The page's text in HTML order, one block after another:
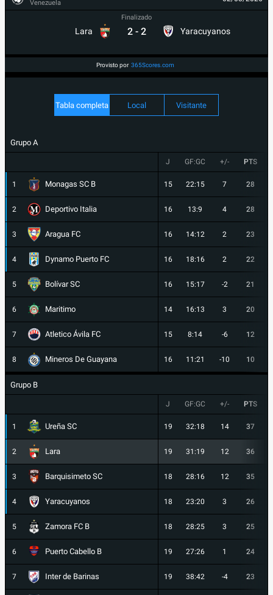
Venezuela
Lara
Finalizado
2 - 2 Yaracuyanos
Provisto por 365Scores.com
Tabla completa Local Visitante
Grupo A
J GF:GC +/- PTS
1 Monagas SC B 15 22:15 7 28
2 Deportivo Italia 16 13:9 4 28
3 Aragua FC 16 14:12 2 23
4 Dynamo Puerto FC 16 18:16 2 22
5 Bolívar SC 16 15:17 -2 21
6 Maritimo 14 16:13 3 20
7 Atletico Ávila FC 15 8:14 -6 12
8 Mineros De Guayana 16 11:21 -10 10
Grupo B
J GF:GC +/- PTS
1 Ureña SC 19 32:18 14 37
2 Lara 19 31:19 12 36
3 Barquisimeto SC 18 28:16 12 35
4 Yaracuyanos 18 23:20 3 26
5 Zamora FC B 18 28:25 3 25
6 Puerto Cabello B 19 27:26 1 24
7 Inter de Barinas 19 38:42 -4 23